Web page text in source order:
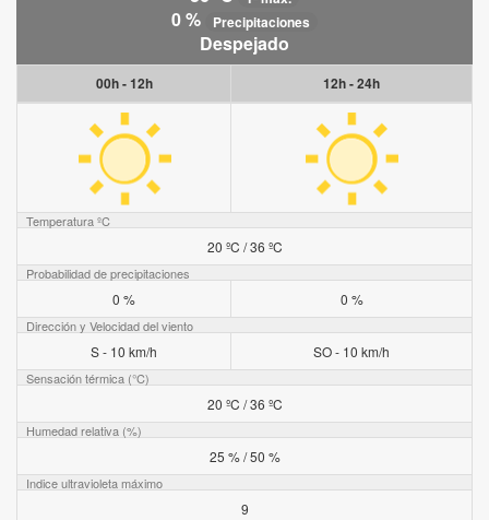
0 % Precipitaciones
Despejado
00h - 12h 12h - 24h
Temperatura ºC
20 ºC / 36 ºC
Probabilidad de precipitaciones
0 % 0 %
Dirección y Velocidad del viento
S - 10 km/h SO - 10 km/h
Sensación térmica (°C)
20 ºC / 36 ºC
Humedad relativa (%)
25 % / 50 %
Indice ultravioleta máximo
9